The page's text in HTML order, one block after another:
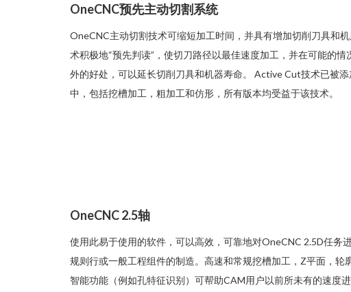
OneCNC预先主动切割系统
OneCNC主动切割技术可缩短加工时间，并具有增加切削刀具和
术积极地“预先判读”，使切刀路径以最佳速度加工，并在可能的
外的好处，可以延长切削刀具和机器寿命。 Active Cut技术已被
中，包括挖槽加工，粗加工和仿形，所有版本均受益于该技术。
OneCNC 2.5轴
使用此易于使用的软件，可以高效，可靠地对OneCNC 2.5D任务
规则行或一般工程组件的制造。高速和常规挖槽加工，Z平面，轮
智能功能（例如孔特征识别）可帮助CAM用户以前所未有的速度